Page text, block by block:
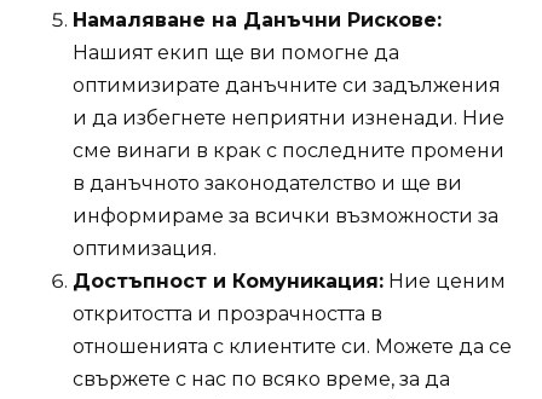
Намаляване на Данъчни Рискове:
Нашият екип ще ви помогне да
оптимизирате данъчните си задължения
и да избегнете неприятни изненади. Ние
сме винаги в крак с последните промени
в данъчното законодателство и ще ви
информираме за всички възможности за
оптимизация.
Достъпност и Комуникация: Ние ценим
откритостта и прозрачността в
отношенията с клиентите си. Можете да се
свържете с нас по всяко време, за да